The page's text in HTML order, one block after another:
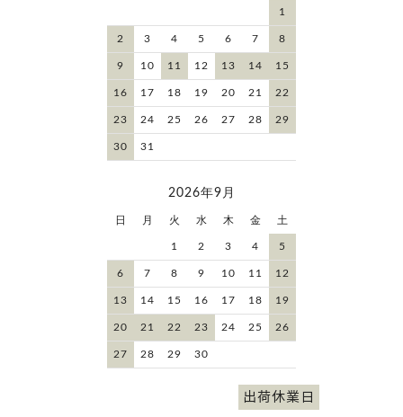
1
2 3 4 5 6 7 8
9 10 11 12 13 14 15
16 17 18 19 20 21 22
23 24 25 26 27 28 29
30 31
2026年9月
日 月 火 水 木 金 土
1 2 3 4 5
6 7 8 9 10 11 12
13 14 15 16 17 18 19
20 21 22 23 24 25 26
27 28 29 30
出荷休業日